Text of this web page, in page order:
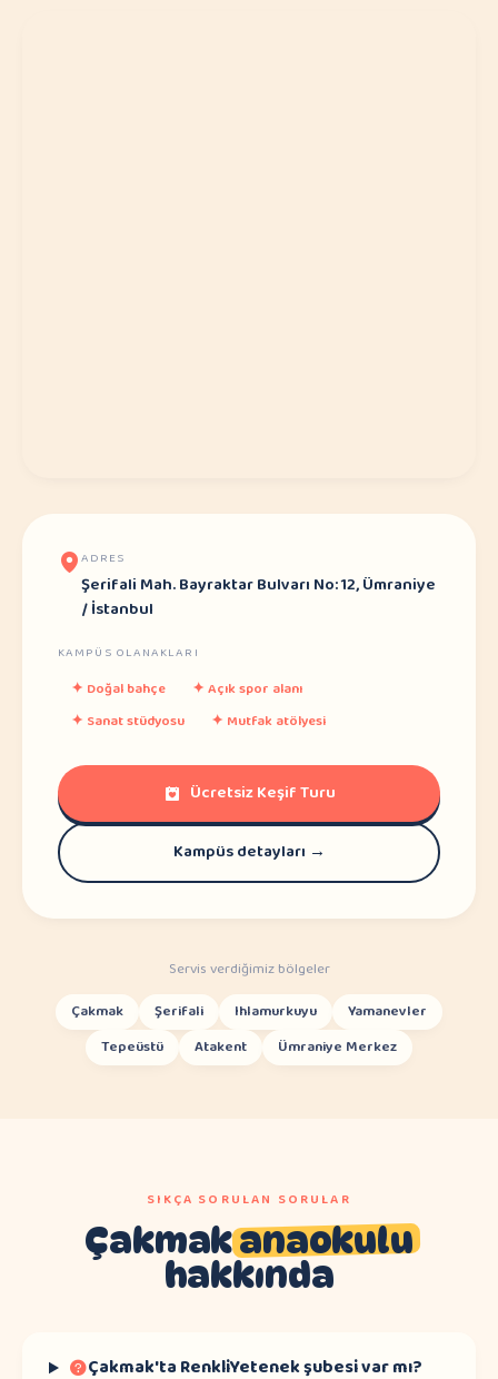
ADRES
Şerifali Mah. Bayraktar Bulvarı No: 12, Ümraniye
/ İstanbul
KAMPÜS OLANAKLARI
✦ Doğal bahçe ✦ Açık spor alanı
✦ Sanat stüdyosu ✦ Mutfak atölyesi
Ücretsiz Keşif Turu
Kampüs detayları →
Servis verdiğimiz bölgeler
Çakmak
Şerifali Ihlamurkuyu
Yamanevler
Tepeüstü
Atakent Ümraniye Merkez
SIKÇA SORULAN SORULAR
Çakmakanaokulu
hakkında
Çakmak'ta RenkliYetenek şubesi var mı?